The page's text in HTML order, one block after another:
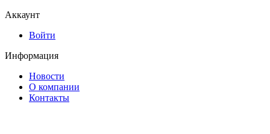
Аккаунт
Войти
Информация
Новости
О компании
Контакты